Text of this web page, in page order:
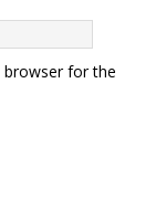
browser for the